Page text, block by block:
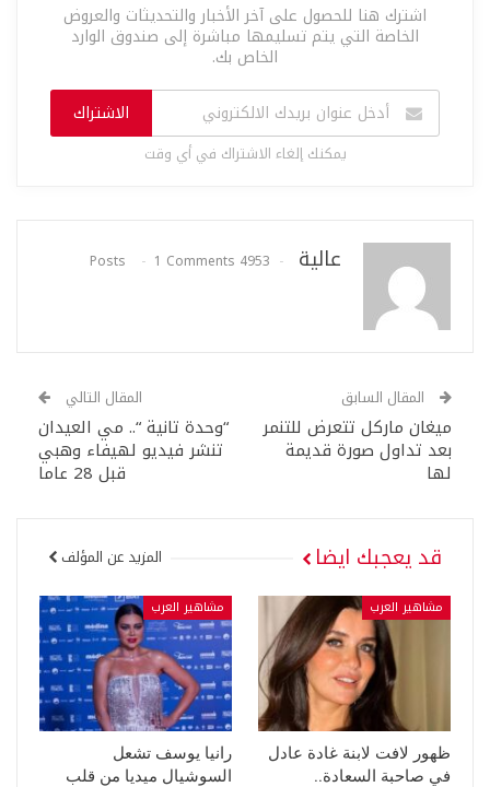
اشترك هنا للحصول على آخر الأخبار والتحديثات والعروض
الخاصة التي يتم تسليمها مباشرة إلى صندوق الوارد
الخاص بك.
الاشتراك
يمكنك إلغاء الاشتراك في أي وقت
عالية 4953 Posts
1 Comments
المقال السابق
ميغان ماركل تتعرض للتنمر
بعد تداول صورة قديمة
لها
المقال التالي
“وحدة تانية “.. مي العيدان
تنشر فيديو لهيفاء وهبي
قبل 28 عاما
قد يعجبك ايضا المزيد عن المؤلف
مشاهير العرب
ظهور لافت لابنة غادة عادل
في صاحبة السعادة..
مشاهير العرب
رانيا يوسف تشعل
السوشيال ميديا من قلب